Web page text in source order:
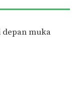
muka